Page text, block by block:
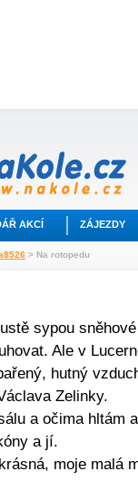
AKCÍ ZÁJEZDY
> Na rotopedu
sypou
Ale v
hutný
Zelinky.
a očima hltám
a jí.
moje malá